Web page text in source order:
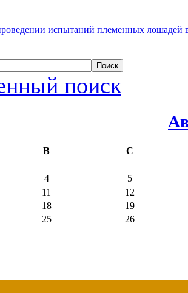
испытаний племенных лошадей
поиск
В С
4
5
11
12
18
19
25
26